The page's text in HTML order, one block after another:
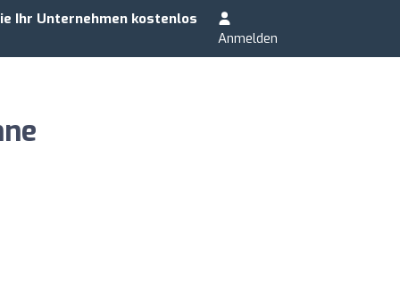
Ihr Unternehmen kostenlos
Anmelden